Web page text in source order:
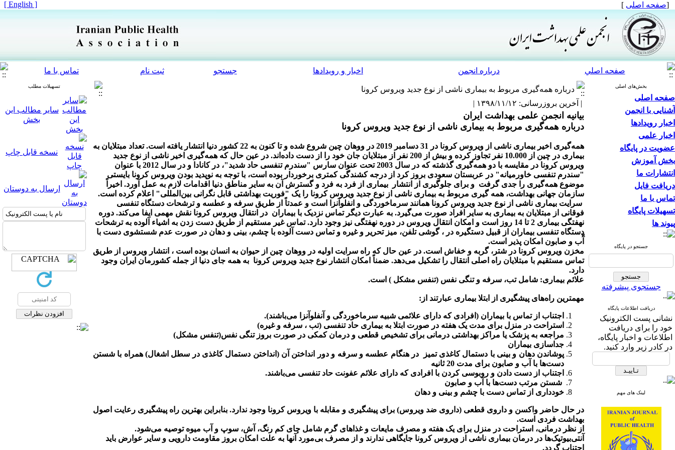
[صفحه اصلی ]
[ English ]
صفحه اصلي درباره انجمن اخبار و رویدادها جستجو ثبت نام تماس با ما
بخش‌های اصلی
صفحه اصلی
آشنایی با انجمن
اخبار رویدادها
اخبار علمی
عضویت در پایگاه
بخش آموزش
انتشارات ما
دریافت فایل
تماس با ما
تسهیلات پایگاه
پیوند ها
جستجو در پایگاه
جستجوی پیشرفته
دریافت اطلاعات پایگاه
نشانی پست الکترونیک
خود را برای دریافت
اطلاعات و اخبار پایگاه،
در کادر زیر وارد کنید.
لینک های مهم
درباره همه‌گیری مربوط به بیماری ناشی از نوع جدید ویروس کرونا
| آخرین بروزرسانی: ۱۳۹۸/۱۱/۱۲ |
بیانیه انجمن علمی بهداشت ایران
درباره همه‌گیری مربوط به بیماری ناشی از نوع جدید ویروس کرونا
همه‌گیری اخیر بیماری ناشی از ویروس کرونا در 31 دسامبر 2019 در ووهان چین شروع شده و تا کنون به 22 کشور دنیا انتشار یافته است. تعداد مبتلایان به
بیماری در چین از 10.000 نفر تجاوز کرده و بیش از 200 نفر از مبتلایان جان خود را از دست داده‌اند. در عین حال که همه‌گیری اخیر ناشی از نوع جدید
ویروس کرونا در مقایسه با دو همه‌گیری گذشته که در سال 2003 تحت عنوان سارس "سندرم تنفسی حاد شدید"، در کانادا و در سال 2012 با عنوان
"سندرم تنفسی خاورمیانه" در عربستان سعودی بروز کرد از درجه کشندگی کمتری برخوردار بوده است، با توجه به نوپدید بودن ویروس کرونا بایستی
موضوع همه‌گیری را جدی گرفت و برای جلوگیری از انتشار بیماری از فرد به فرد و گسترش آن به سایر مناطق دنیا اقدامات لازم به عمل آورد. اخیراً
سازمان جهانی بهداشت، همه گیری مربوط به بیماری ناشی از نوع جدید ویروس کرونا را یک "فوریت بهداشتی قابل نگرانی بین‌المللی" اعلام کرده است.
سرایت بیماری ناشی از نوع جدید ویروس کرونا همانند سرماخوردگی و انفلوآنزا است و عمدتاً‌ از طریق سرفه و عطسه و ترشحات دستگاه تنفسی
فوقانی از مبتلایان به بیماری به سایر افراد صورت می‌گیرد. به عبارت دیگر تماس نزدیک با بیماران در انتقال ویروس کرونا نقش مهمی ایفا می‌کند. دوره
نهفتگی بیماری 2 تا 14 روز است و امکان انتقال ویروس در دوره نهفتگی نیز وجود دارد. تماس غیر مستقیم از طریق دست زدن به اشیاء آلوده به ترشحات
دستگاه تنفسی بیماران از قبیل دستگیره در ، گوشی تلفن، میز تحریر و غیره و تماس دست آلوده با چشم، بینی و دهان در صورت عدم شستشوی دست با
آّب و صابون امکان پذیر است.
مخزن ویروس کرونا در شتر، گربه و خفاش است. در عین حال که راه سرایت اولیه در ووهان چین از حیوان به انسان بوده است ، انتشار ویروس از طریق
تماس مستقیم با مبتلایان راه اصلی انتقال را تشکیل می‌دهد. ضمناً امکان انتشار نوع جدید ویروس کرونا به همه جای دنیا از جمله کشورمان ایران وجود
دارد.
علائم بیماری: شامل تب، سرفه و تنگی نفس (تنفس مشکل ) است.
مهمترین راه‌های پیشگیری از ابتلا بیماری عبارتند ا ز :
اجتناب از تماس با بیماران (افرادی که دارای علائمی شبیه سرماخوردگی و آنفلوآنزا می‌باشند).
استراحت در منزل برای مدت یک هفته در صورت ابتلا به بیماری حاد تنفسی (تب ، سرفه و غیره)
مراجعه به پزشک یا مراکز بهداشتی درمانی برای تشخیص قطعی و درمان کمکی در صورت بروز تنگی ‌نفس(تنفس مشکل)
جداسازی بیماران
پوشاندن دهان و بینی با دستمال کاغذی تمیز در هنگام عطسه و سرفه و دور انداختن آن (انداختن دستمال کاغذی در سطل اشغال) همراه با شستن
دست‌ها با آب و صابون برای مدت 20 ثانیه
اجتناب از دست دادن و روبوسی کردن با افرادی که دارای علائم عفونت حاد تنفسی می‌باشند.
شستن مرتب دست‌ها با آب و صابون
خودداری از تماس دست با چشم و بینی و دهان
در حال حاضر واکسن و داروی قطعی (داروی ضد ویروس) برای پیشگیری و مقابله با ویروس کرونا وجود ندارد. بنابراین بهترین راه پیشگیری رعایت اصول
بهداشت فردی است.
از نظر درمانی، استراحت در منزل برای یک هفته و مصرف مایعات و غذاهای گرم شامل چای کم رنگ، آش، سوپ و آب میوه توصیه می‌شود.
آنتی‌بیوتیک‌ها در درمان بیماری ناشی از ویروس کرونا جایگاهی ندارند و از مصرف بی‌مورد آنها به علت امکان بروز مقاومت دارویی و سایر عوارض باید
اجتناب گردد.
تسهیلات مطلب
سایر مطالب این
بخش
نسخه قابل چاپ
ارسال به دوستان